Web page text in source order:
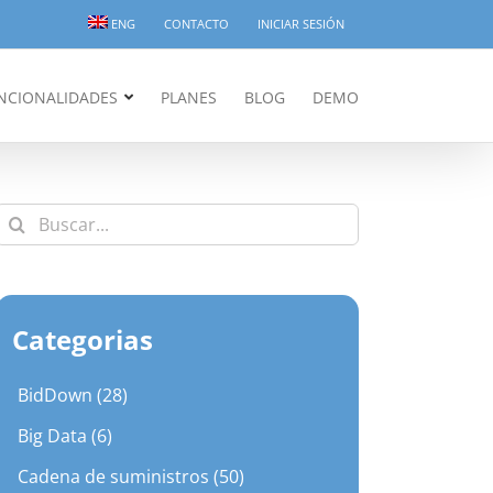
ENG CONTACTO INICIAR SESIÓN
PLANES BLOG DEMO
Categorias
BidDown (28)
Big Data (6)
Cadena de suministros (50)